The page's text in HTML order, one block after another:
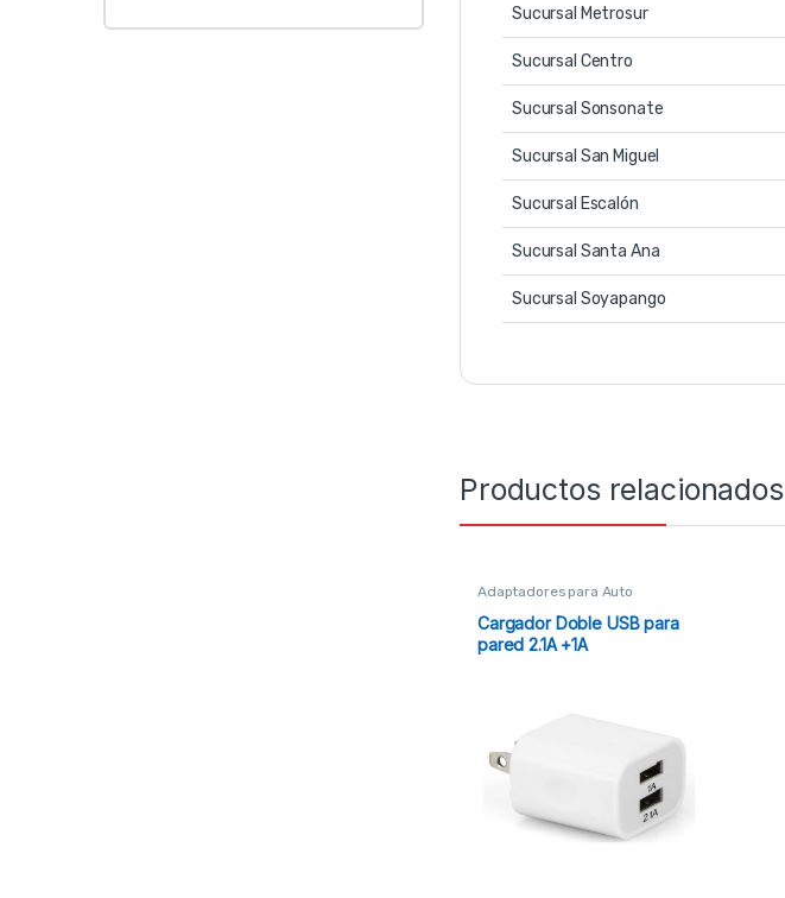
Sucursal Metrosur
Sucursal Centro
Sucursal Sonsonate
Sucursal San Miguel
Sucursal Escalón
Sucursal Santa Ana
Sucursal Soyapango
Productos relacionados
Adaptadores para Auto
Cargador Doble USB para
pared 2.1A +1A